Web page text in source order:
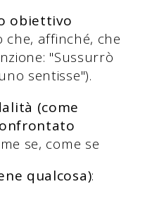
obiettivo
che, affinché, che
"Sussurrò
sentisse").
(come
se, come se
qualcosa):